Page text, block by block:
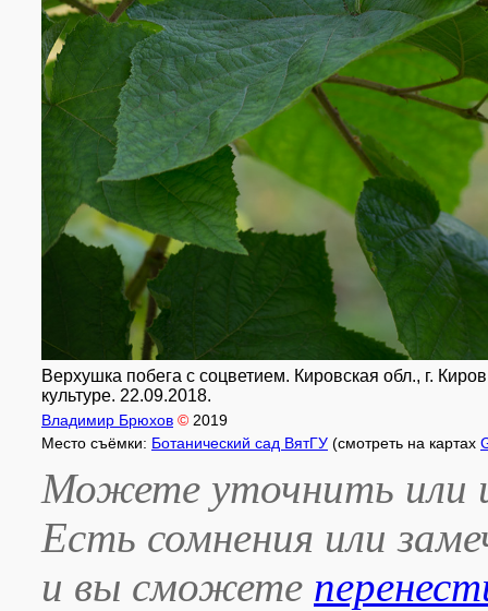
Верхушка побега с соцветием. Кировская обл., г.
культуре. 22.09.2018.
Владимир Брюхов © 2019
Место съёмки: Ботанический сад ВятГУ (смотреть на картах
Можете уточнить или
Есть сомнения или
и вы сможете